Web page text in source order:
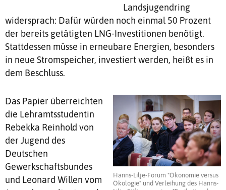
Landsjugendring
widersprach: Dafür würden noch einmal 50 Prozent
der bereits getätigten LNG-Investitionen benötigt.
Stattdessen müsse in erneubare Energien, besonders
in neue Stromspeicher, investiert werden, heißt es in
dem Beschluss.
Hanns-Lilje-Forum "Ökonomie versus
Ökologie" und Verleihung des Hanns-
Das Papier überreichten
die Lehramtsstudentin
Rebekka Reinhold von
der Jugend des
Deutschen
Gewerkschaftsbundes
und Leonard Willen vom